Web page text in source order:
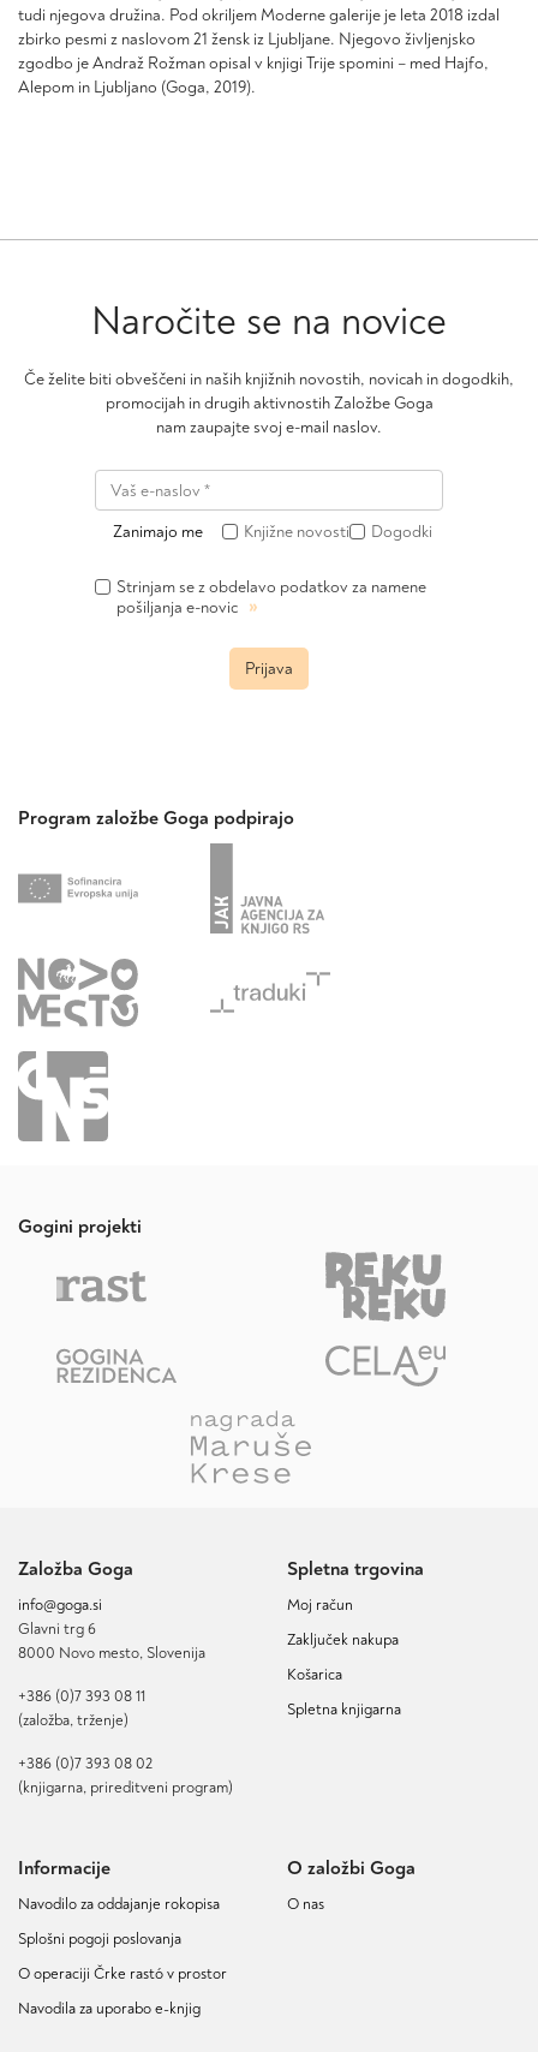
tudi njegova družina. Pod okriljem Moderne galerije je leta 2018 izdal
zbirko pesmi z naslovom 21 žensk iz Ljubljane. Njegovo življenjsko
zgodbo je Andraž Rožman opisal v knjigi Trije spomini – med Hajfo,
Alepom in Ljubljano (Goga, 2019).
Naročite se na novice
Če želite biti obveščeni in naših knjižnih novostih, novicah in dogodkih,
promocijah in drugih aktivnostih Založbe Goga
nam zaupajte svoj e-mail naslov.
Zanimajo me Knjižne novosti Dogodki
Strinjam se z obdelavo podatkov za namene
pošiljanja e-novic »
Prijava
Program založbe Goga podpirajo
Gogini projekti
Založba Goga
info@goga.si
Glavni trg 6
8000 Novo mesto, Slovenija
+386 (0)7 393 08 11
(založba, trženje)
+386 (0)7 393 08 02
(knjigarna, prireditveni program)
Spletna trgovina
Moj račun
Zaključek nakupa
Košarica
Spletna knjigarna
Informacije
Navodilo za oddajanje rokopisa
Splošni pogoji poslovanja
O operaciji Črke rastó v prostor
Navodila za uporabo e-knjig
O založbi Goga
O nas